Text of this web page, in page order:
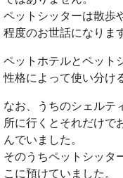
ペットシッターは散歩
程度のお世話になりま
ペットホテルとペット
性格によって使い分け
なお、うちのシェルテ
所に行くとそれだけで
んでいました。
そのうちペットシッタ
こに預けていました。